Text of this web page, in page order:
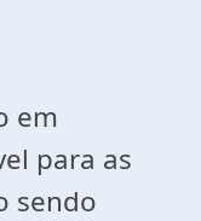
em
para as
sendo